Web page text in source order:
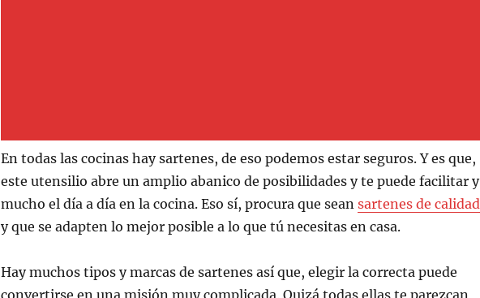
En todas las cocinas hay sartenes, de eso podemos estar seguros. Y es que,
este utensilio abre un amplio abanico de posibilidades y te puede facilitar y
mucho el día a día en la cocina. Eso sí, procura que sean sartenes de calidad
y que se adapten lo mejor posible a lo que tú necesitas en casa.
Hay muchos tipos y marcas de sartenes así que, elegir la correcta puede
convertirse en una misión muy complicada. Quizá todas ellas te parezcan